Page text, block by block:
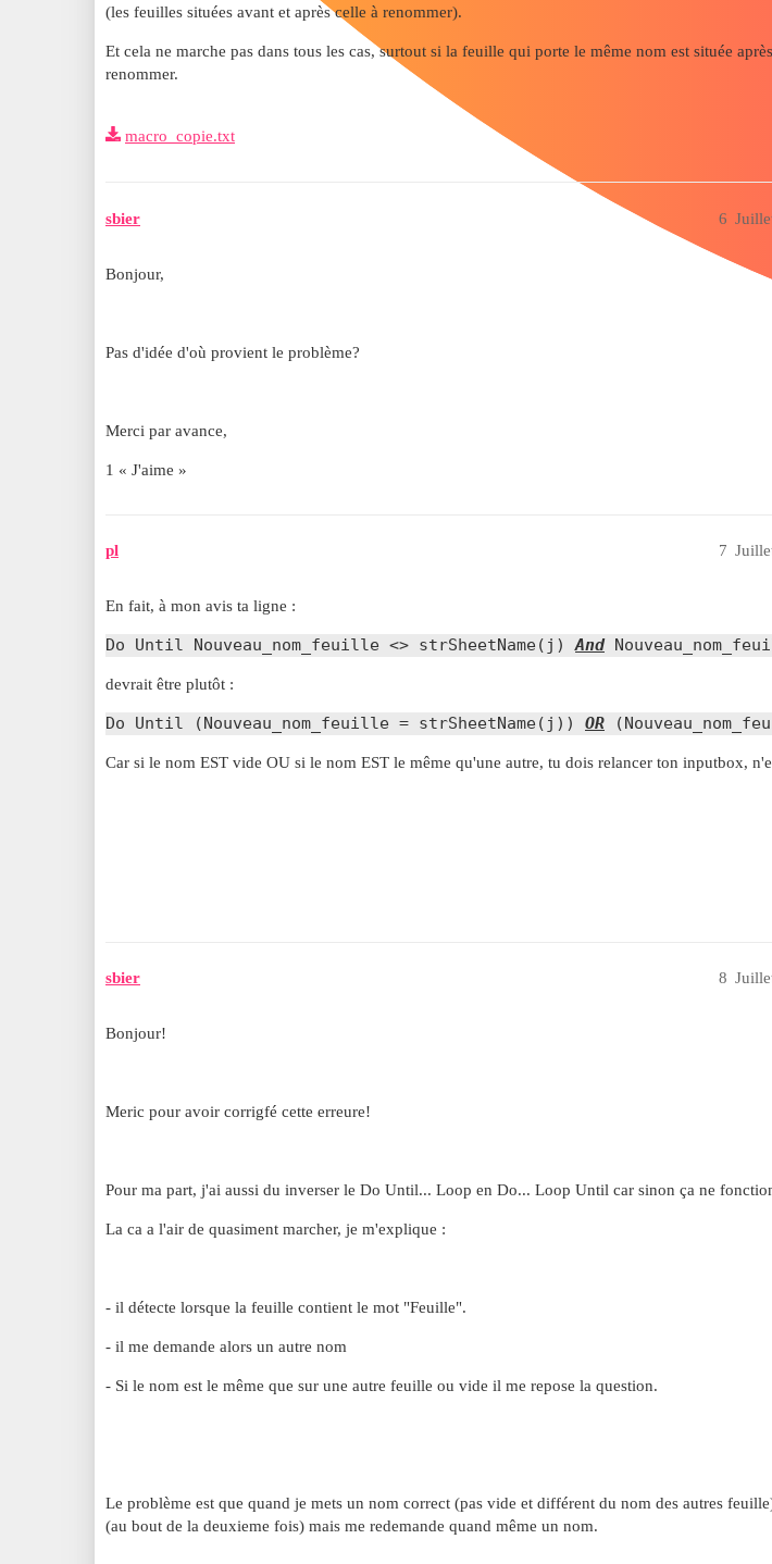
(les feuilles situées avant et après celle à renommer).
Et cela ne marche pas dans tous les cas, surtout si la feuille qui porte le même nom est située
renommer.
macro_copie.txt
sbier 6
Bonjour,
Pas d'idée d'où provient le problème?
Merci par avance,
1 « J'aime »
pl 7
En fait, à mon avis ta ligne :
Do Until Nouveau_nom_feuille <> strSheetName(j) And
devrait être plutôt :
Do Until (Nouveau_nom_feuille = strSheetName(j)) OR
Car si le nom EST vide OU si le nom EST le même qu'une autre, tu dois relancer ton inputbox,
sbier 8
Bonjour!
Meric pour avoir corrigfé cette erreure!
Pour ma part, j'ai aussi du inverser le Do Until... Loop en Do... Loop Until car sinon ça ne
La ca a l'air de quasiment marcher, je m'explique :
- il détecte lorsque la feuille contient le mot "Feuille".
- il me demande alors un autre nom
- Si le nom est le même que sur une autre feuille ou vide il me repose la question.
Le problème est que quand je mets un nom correct (pas vide et différent du nom des autres
(au bout de la deuxieme fois) mais me redemande quand même un nom.